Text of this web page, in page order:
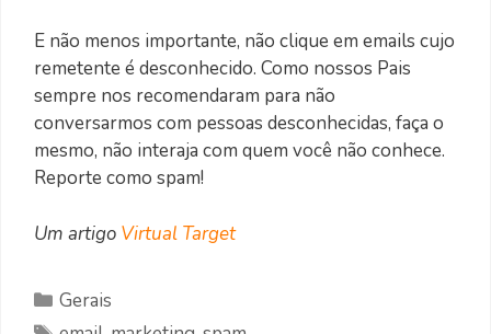
E não menos importante, não clique em emails cujo
remetente é desconhecido. Como nossos Pais
sempre nos recomendaram para não
conversarmos com pessoas desconhecidas, faça o
mesmo, não interaja com quem você não conhece.
Reporte como spam!
Um artigo Virtual Target
Categorias
Gerais